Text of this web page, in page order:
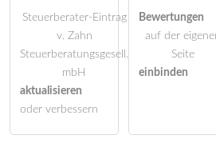
Steuerberater-Eintrag
v. Zahn
Steuerberatungsgesell.
mbH
aktualisieren
oder verbessern
Bewertungen
auf der
Seite
einbinden